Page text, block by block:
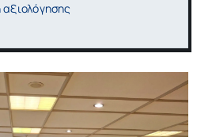
αξιολόγησης